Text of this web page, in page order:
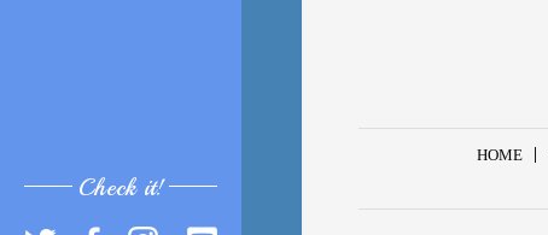
Check it!
HOME